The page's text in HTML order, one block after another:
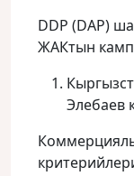
DDP (DAP)
ЖАКтын
Элебаев